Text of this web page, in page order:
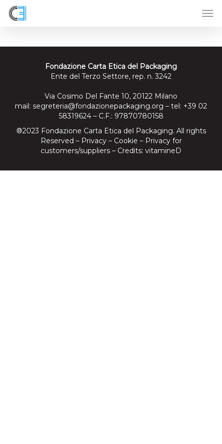
Skip
Fondazione Carta Etica del Packaging
Ente del Terzo Settore, rep. n. 3242
Via Cosimo Del Fante 10, 20122 Milano
mail: segreteria@fondazionepackaging.org – tel: +39 02
58319624 – C.F.: 97870780158
®2023 Fondazione Carta Etica del Packaging. All rights
Reserved – Privacy– Cookie – Privacy for
customers/suppliers – Credits: vitamineD